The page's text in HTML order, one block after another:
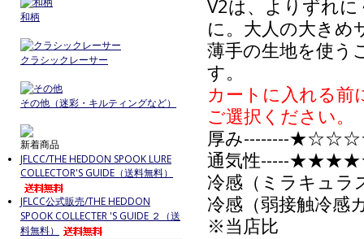
V2は、よりずれ
に。大人の大きめ
薄手の生地を使う
す。
カートに入れる前
ご選択ください。
厚み--------
通気性-----
冷感（ミラキュ
冷感（弱接触冷
※当店比
和柄
クラシックレーサー
その他（迷彩・キルティングなど）
新着商品
JFLCC/THE HEDDON SPOOK LURE
COLLECTOR'S GUIDE（送料無料）
JFLCC公式販売/THE HEDDON
SPOOK COLLECTER 'S GUIDE ２（送
料無料）